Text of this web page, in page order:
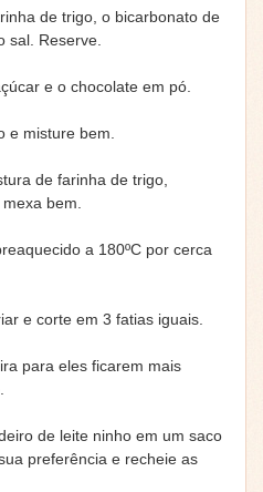
de trigo, o bicarbonato de
sal. Reserve.
e o chocolate em pó.
e misture bem.
de farinha de trigo,
bem.
a 180ºC por cerca
e corte em 3 fatias iguais.
para eles ficarem mais
de leite ninho em um saco
preferência e recheie as